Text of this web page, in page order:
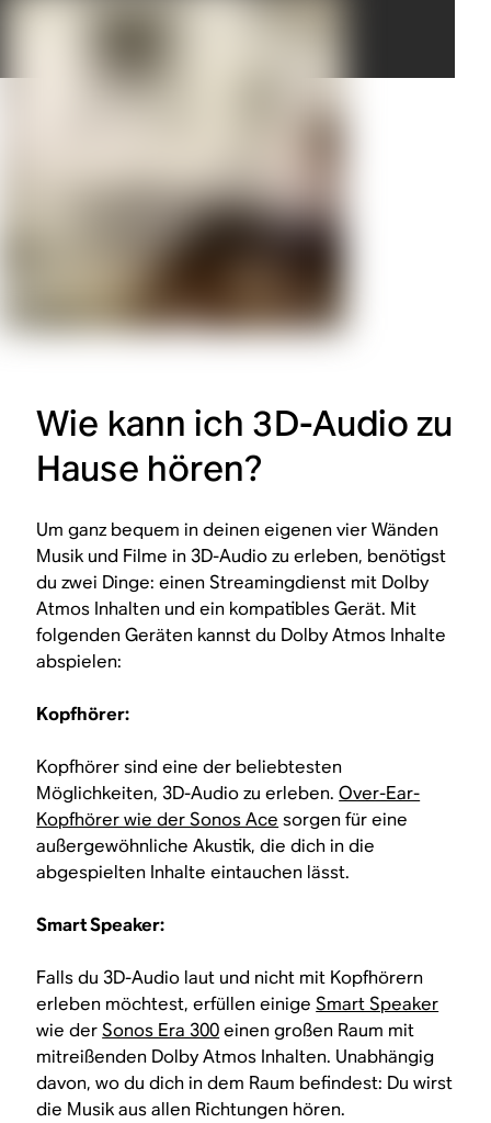
Wie kann ich 3D-Audio zu
Hause hören?
Um ganz bequem in deinen eigenen vier Wänden
Musik und Filme in 3D-Audio zu erleben, benötigst
du zwei Dinge: einen Streamingdienst mit Dolby
Atmos Inhalten und ein kompatibles Gerät. Mit
folgenden Geräten kannst du Dolby Atmos Inhalte
abspielen:
Kopfhörer:
Kopfhörer sind eine der beliebtesten
Möglichkeiten, 3D-Audio zu erleben.Over-Ear-
Kopfhörer wie der Sonos Ace sorgen für eine
außergewöhnliche Akustik, die dich in die
abgespielten Inhalte eintauchen lässt.
Smart Speaker:
Falls du 3D-Audio laut und nicht mit Kopfhörern
erleben möchtest, erfüllen einigeSmart Speaker
wie derSonos Era 300einen großen Raum mit
mitreißenden Dolby Atmos Inhalten. Unabhängig
davon, wo du dich in dem Raum befindest: Du wirst
die Musik aus allen Richtungen hören.